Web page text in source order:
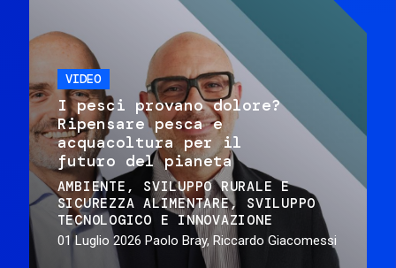
VIDEO
I pesci provano dolore?
Ripensare pesca e
acquacoltura per il
futuro del pianeta
AMBIENTE
SVILUPPO RURALE E
SICUREZZA ALIMENTARE
SVILUPPO
TECNOLOGICO E INNOVAZIONE
01 Luglio 2026 Paolo Bray, Riccardo Giacomessi